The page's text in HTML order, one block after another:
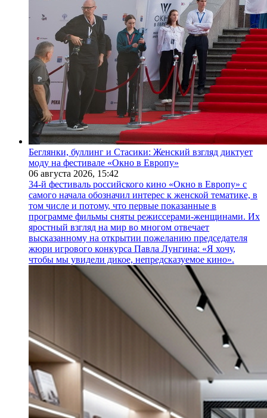
Беглянки, буллинг и Стасики: Женский взгляд диктует
моду на фестивале «Окно в Европу»
06 августа 2026, 15:42
34-й фестиваль российского кино «Окно в Европу» с
самого начала обозначил интерес к женской тематике, в
том числе и потому, что первые показанные в
программе фильмы сняты режиссерами-женщинами. Их
яростный взгляд на мир во многом отвечает
высказанному на открытии пожеланию председателя
жюри игрового конкурса Павла Лунгина: «Я хочу,
чтобы мы увидели дикое, непредсказуемое кино».